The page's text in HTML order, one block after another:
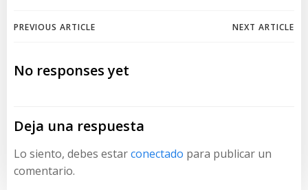
Navegación
de
PREVIOUS ARTICLE
Navegación
NEXT ARTICLE
No responses yet
Deja una respuesta
Lo siento, debes estarconectado para publicar un
comentario.